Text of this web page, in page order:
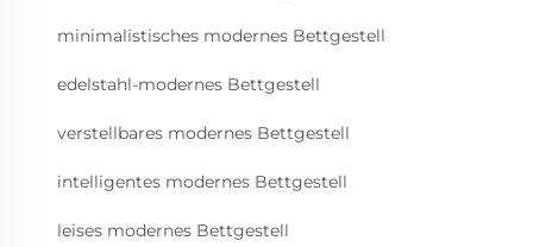
minimalistisches modernes Bettgestell
edelstahl-modernes Bettgestell
verstellbares modernes Bettgestell
intelligentes modernes Bettgestell
leises modernes Bettgestell